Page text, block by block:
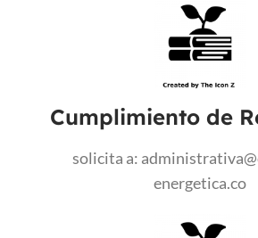
Cumplimiento de
solicita a:
energetica.co